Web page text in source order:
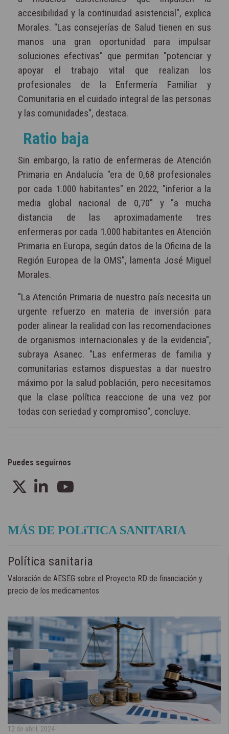
accesibilidad y la continuidad asistencial", explica
Morales. "Las consejerías de Salud tienen en sus
manos una gran oportunidad para impulsar
soluciones efectivas" que permitan "potenciar y
apoyar el trabajo vital que realizan los
profesionales de la Enfermería Familiar y
Comunitaria en el cuidado integral de las personas
y las comunidades", destaca.
Ratio baja
Sin embargo, la ratio de enfermeras de Atención
Primaria en Andalucía "era de 0,68 profesionales
por cada 1.000 habitantes" en 2022, "inferior a la
media global nacional de 0,70" y "a mucha
distancia de las aproximadamente tres
enfermeras por cada 1.000 habitantes en Atención
Primaria en Europa, según datos de la Oficina de la
Región Europea de la OMS", lamenta José Miguel
Morales.
"La Atención Primaria de nuestro país necesita un
urgente refuerzo en materia de inversión para
poder alinear la realidad con las recomendaciones
de organismos internacionales y de la evidencia",
subraya Asanec. "Las enfermeras de familia y
comunitarias estamos dispuestas a dar nuestro
máximo por la salud población, pero necesitamos
que la clase política reaccione de una vez por
todas con seriedad y compromiso", concluye.
Puedes seguirnos
MÁS DE POLíTICA SANITARIA
Política sanitaria
Valoración de AESEG sobre el Proyecto RD de financiación y
precio de los medicamentos
12 de abril, 2024